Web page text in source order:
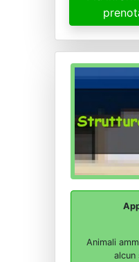
Animali
alcun